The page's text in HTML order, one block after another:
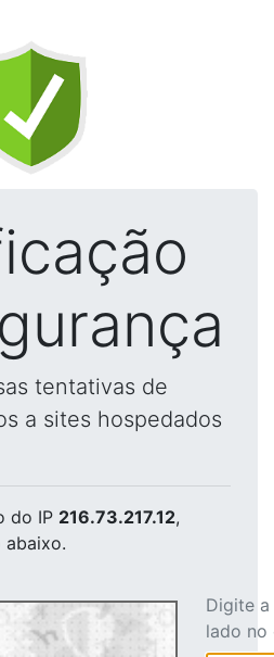
tentativas de
a sites hospedados
do IP 216.73.217.12,
abaixo.
Digite
lado no